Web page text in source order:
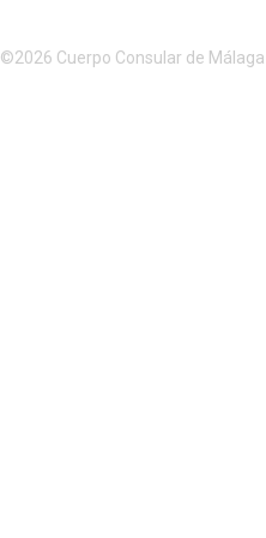
©2026 Cuerpo Consular de Málaga